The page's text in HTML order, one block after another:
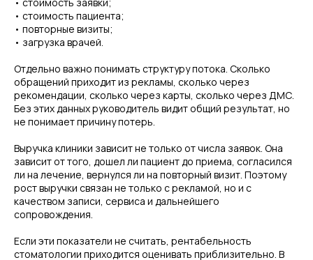
• стоимость пациента;
• повторные визиты;
• загрузка врачей.
Отдельно важно понимать структуру потока. Сколько
обращений приходит из рекламы, сколько через
рекомендации, сколько через карты, сколько через ДМС.
Без этих данных руководитель видит общий результат, но
не понимает причину потерь.
Выручка клиники зависит не только от числа заявок. Она
зависит от того, дошел ли пациент до приема, согласился
ли на лечение, вернулся ли на повторный визит. Поэтому
рост выручки связан не только с рекламой, но и с
качеством записи, сервиса и дальнейшего
сопровождения.
Если эти показатели не считать, рентабельность
стоматологии приходится оценивать приблизительно. В